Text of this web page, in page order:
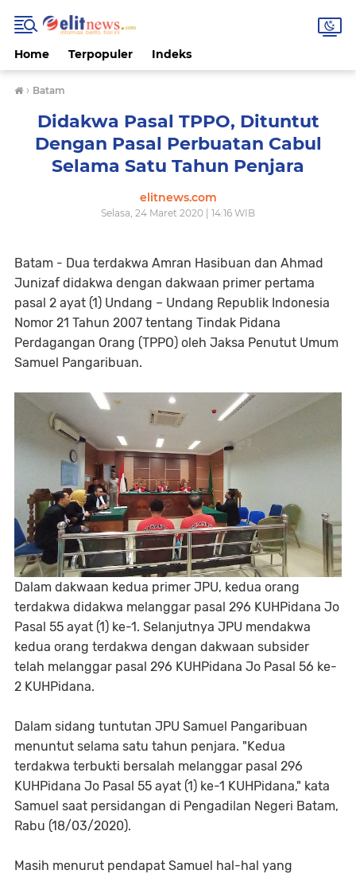
Home Terpopuler Indeks
› Batam
Didakwa Pasal TPPO, Dituntut
Dengan Pasal Perbuatan Cabul
Selama Satu Tahun Penjara
elitnews.com
Selasa, 24 Maret 2020 | 14:16 WIB
Batam - Dua terdakwa Amran Hasibuan dan Ahmad
Junizaf didakwa dengan dakwaan primer pertama
pasal 2 ayat (1) Undang – Undang Republik Indonesia
Nomor 21 Tahun 2007 tentang Tindak Pidana
Perdagangan Orang (TPPO) oleh Jaksa Penutut Umum
Samuel Pangaribuan.
Dalam dakwaan kedua primer JPU, kedua orang
terdakwa didakwa melanggar pasal 296 KUHPidana Jo
Pasal 55 ayat (1) ke-1. Selanjutnya JPU mendakwa
kedua orang terdakwa dengan dakwaan subsider
telah melanggar pasal 296 KUHPidana Jo Pasal 56 ke-
2 KUHPidana.
Dalam sidang tuntutan JPU Samuel Pangaribuan
menuntut selama satu tahun penjara. "Kedua
terdakwa terbukti bersalah melanggar pasal 296
KUHPidana Jo Pasal 55 ayat (1) ke-1 KUHPidana," kata
Samuel saat persidangan di Pengadilan Negeri Batam,
Rabu (18/03/2020).
Masih menurut pendapat Samuel hal-hal yang